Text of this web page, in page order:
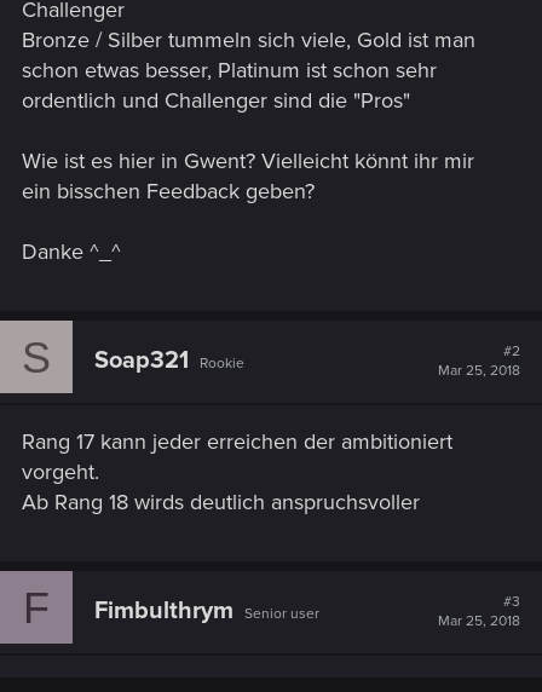
Challenger
Bronze / Silber tummeln sich viele, Gold ist man
schon etwas besser, Platinum ist schon sehr
ordentlich und Challenger sind die "Pros"
Wie ist es hier in Gwent? Vielleicht könnt ihr mir
ein bisschen Feedback geben?
Danke ^_^
S Soap321 Rookie
#2
Mar 25, 2018
Rang 17 kann jeder erreichen der ambitioniert
vorgeht.
Ab Rang 18 wirds deutlich anspruchsvoller
F Fimbulthrym Senior user
#3
Mar 25, 2018